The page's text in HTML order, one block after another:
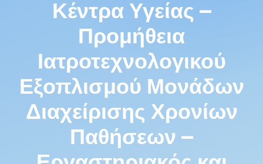
Κέντρα Υγείας –
Προμήθεια
Ιατροτεχνολογικού
Εξοπλισμού Μονάδων
Διαχείρισης Χρονίων
Παθήσεων –